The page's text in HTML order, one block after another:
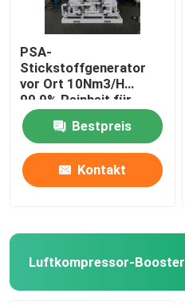
Startseite
Produkte
Videos
Über uns
PSA-
Stickstoffgenerator
vor Ort 10Nm3/H
99,9% Reinheit für
Lebensmittel,
Metallurgie, Chemie
Bestpreis
Kontakt
Luftkompressor-Booster